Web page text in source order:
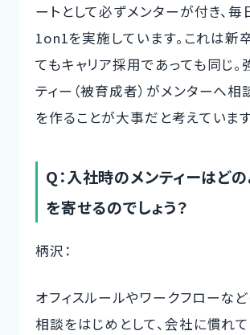
ートとして必ずメンターが付き、毎
1on1を実施しています。これは新
てもキャリア採用であっても同じ
ティー（被育成者）がメンターへ相
を作ることが大事だと考えています
Q：入社時のメンティーはど
を寄せるのでしょう？
柄沢：
オフィスルールやワークフローな
相談をはじめとして、会社に慣れ